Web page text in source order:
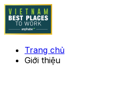
Trang chủ
Giới thiệu